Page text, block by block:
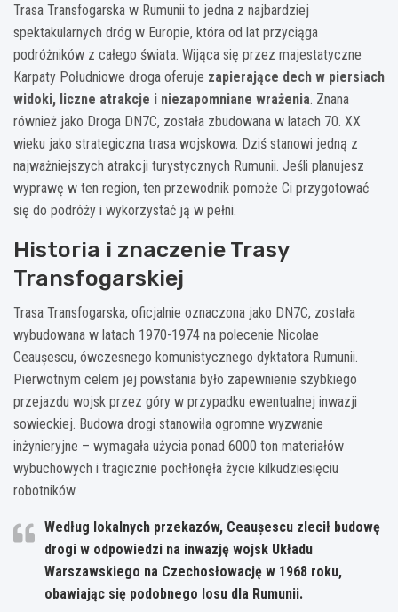
Trasa Transfogarska w Rumunii to jedna z najbardziej
spektakularnych dróg w Europie, która od lat przyciąga
podróżników z całego świata. Wijąca się przez majestatyczne
Karpaty Południowe droga oferuje zapierające dech w piersiach
widoki, liczne atrakcje i niezapomniane wrażenia. Znana
również jako Droga DN7C, została zbudowana w latach 70. XX
wieku jako strategiczna trasa wojskowa. Dziś stanowi jedną z
najważniejszych atrakcji turystycznych Rumunii. Jeśli planujesz
wyprawę w ten region, ten przewodnik pomoże Ci przygotować
się do podróży i wykorzystać ją w pełni.
Historia i znaczenie Trasy
Transfogarskiej
Trasa Transfogarska, oficjalnie oznaczona jako DN7C, została
wybudowana w latach 1970-1974 na polecenie Nicolae
Ceaușescu, ówczesnego komunistycznego dyktatora Rumunii.
Pierwotnym celem jej powstania było zapewnienie szybkiego
przejazdu wojsk przez góry w przypadku ewentualnej inwazji
sowieckiej. Budowa drogi stanowiła ogromne wyzwanie
inżynieryjne – wymagała użycia ponad 6000 ton materiałów
wybuchowych i tragicznie pochłonęła życie kilkudziesięciu
robotników.
Według lokalnych przekazów, Ceaușescu zlecił budowę
drogi w odpowiedzi na inwazję wojsk Układu
Warszawskiego na Czechosłowację w 1968 roku,
obawiając się podobnego losu dla Rumunii.